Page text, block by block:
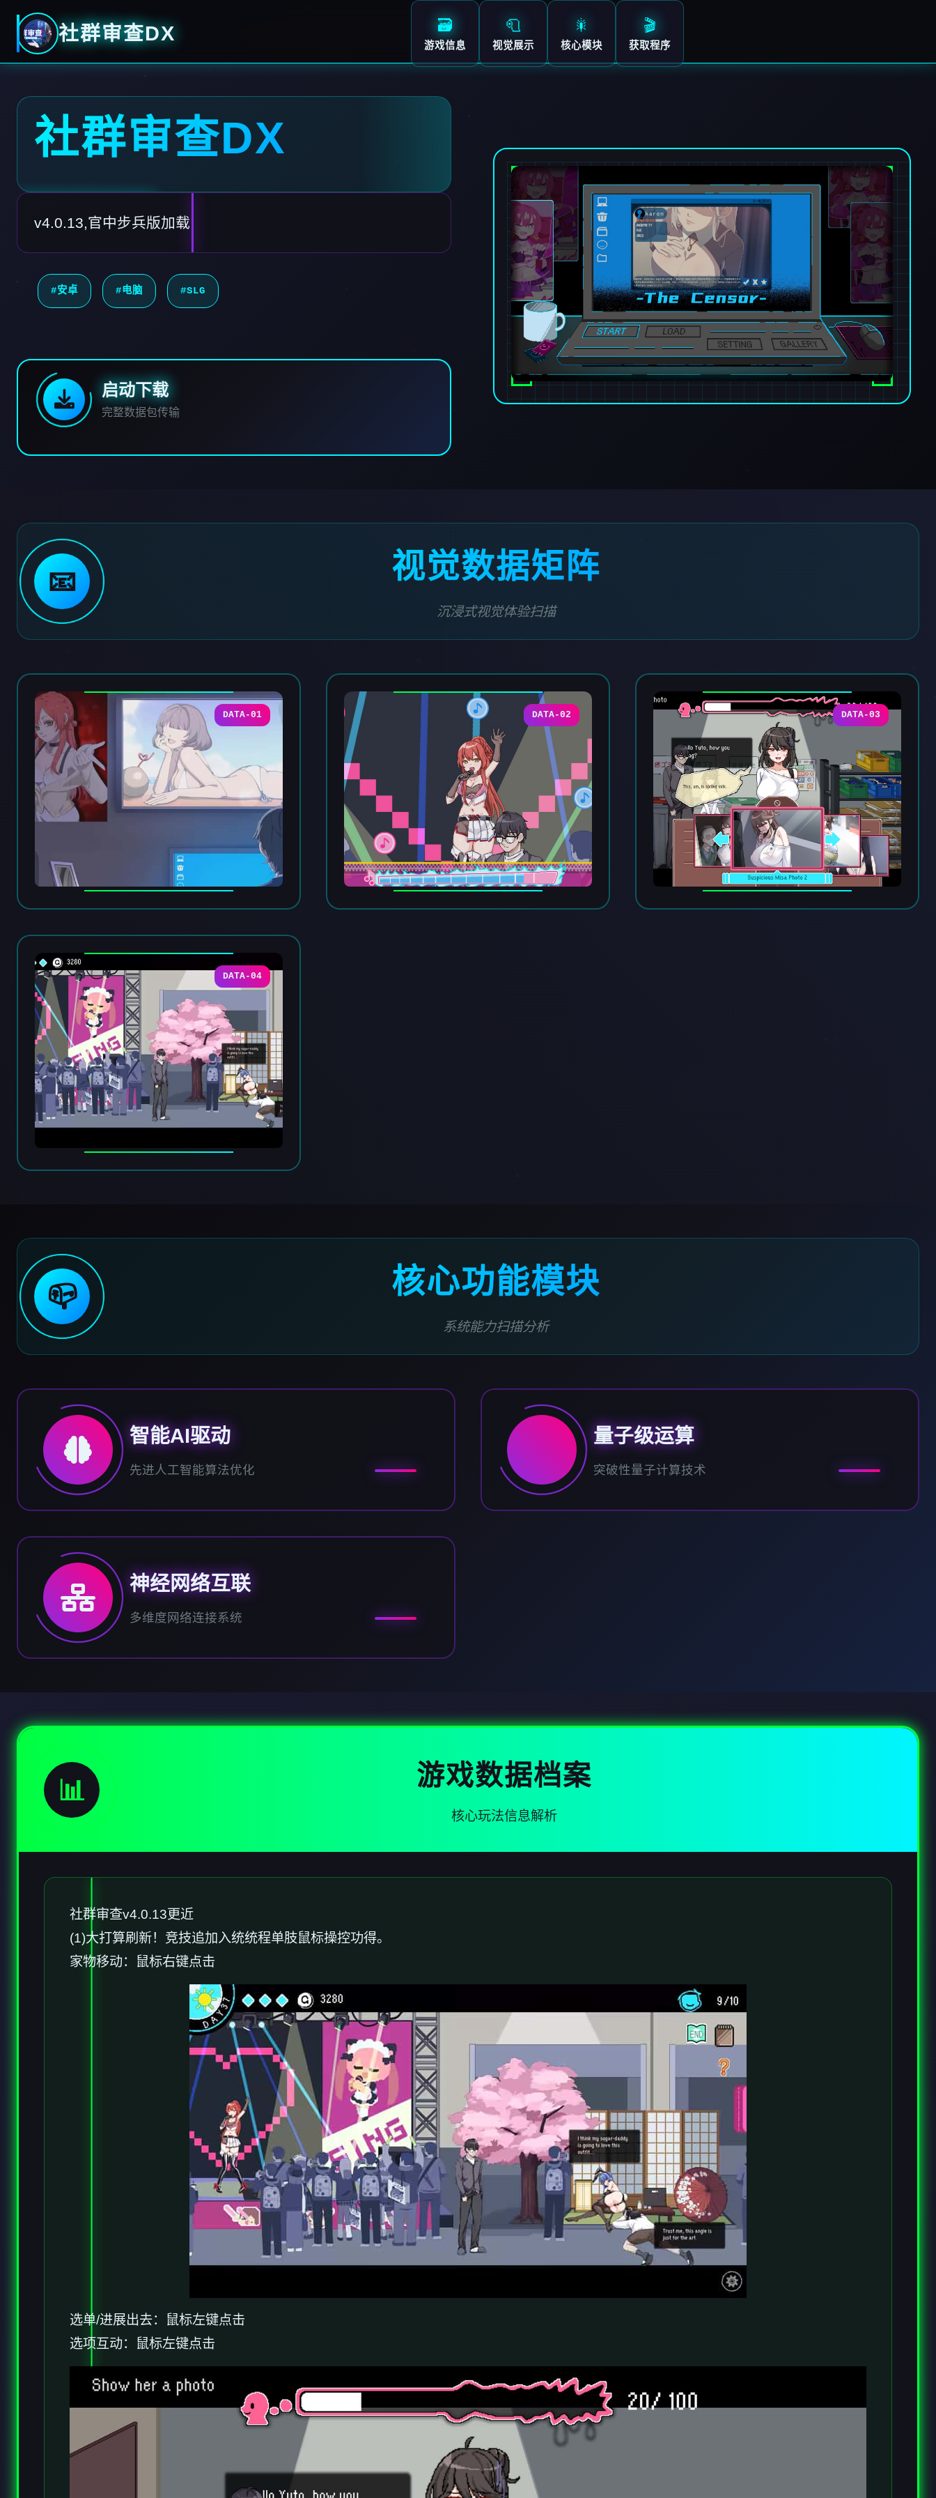
社群审查DX 🗃️
游戏信息
🧻
视觉展示
🎇
核心模块
🎬
获取程序
社群审查DX
v4.0.13,官中步兵版加载
#安卓 #电脑 #SLG
启动下载
完整数据包传输
📧 视觉数据矩阵
沉浸式视觉体验扫描
DATA-01 DATA-02 DATA-03
DATA-04
📪 核心功能模块
系统能力扫描分析
智能AI驱动
先进人工智能算法优化
量子级运算
突破性量子计算技术
神经网络互联
多维度网络连接系统
📊 游戏数据档案
核心玩法信息解析
社群审查v4.0.13更近
(1)大打算刷新！竞技追加入统统程单肢鼠标操控功得。
家物移动：鼠标右键点击
选单/进展出去：鼠标左键点击
选项互动：鼠标左键点击